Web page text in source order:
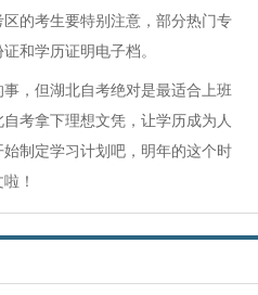
的考生要特别注意，部分热门专
和学历证明电子档。
，但湖北自考绝对是最适合上班
考拿下理想文凭，让学历成为人
制定学习计划吧，明年的这个时
！